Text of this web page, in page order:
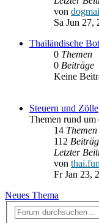
von dogmai
Sa Jun 27,
Thailändische
0 Themen
0 Beiträge
Keine
Steuern und Zölle
Themen rund
14 Themen
112
Letzter
von thai.fun
Fr Jan 23,
Neues Thema